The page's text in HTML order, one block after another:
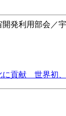
発利用部会／
貢献 世界初